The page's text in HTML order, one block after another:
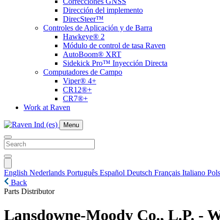
Dirección del implemento
DirecSteer™
Controles de Aplicación y de Barra
Hawkeye® 2
Módulo de control de tasa Raven
AutoBoom® XRT
Sidekick Pro™ Inyección Directa
Computadores de Campo
Viper® 4+
CR12®+
CR7®+
Work at Raven
Menu
English Nederlands Português Español Deutsch Français Italiano
Back
Parts Distributor
Lansdowne-Moody Co., L.P. -